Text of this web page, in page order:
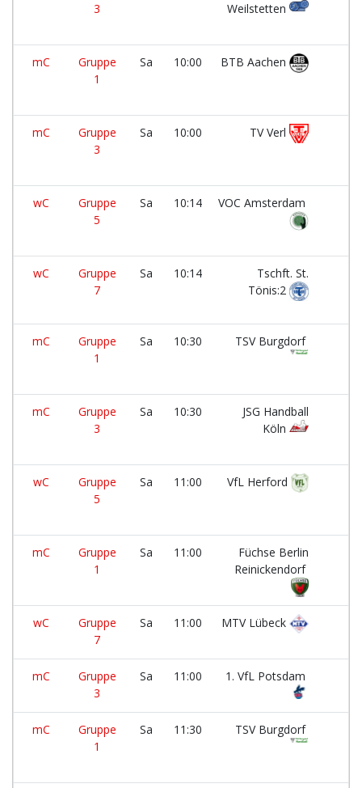
3
Weilstetten
mC
Gruppe
1
Sa 10:00 BTB Aachen
mC
Gruppe
3
Sa 10:00 TV Verl
wC
Gruppe
5
Sa 10:14 VOC Amsterdam
wC
Gruppe
7
Sa 10:14
Tschft. St.
Tönis:2
mC
Gruppe
1
Sa 10:30 TSV Burgdorf
mC
Gruppe
3
Sa 10:30
JSG Handball
Köln
wC
Gruppe
5
Sa 11:00 VfL Herford
mC
Gruppe
1
Sa 11:00
Füchse Berlin
Reinickendorf
wC
Gruppe
7
Sa 11:00 MTV Lübeck
mC
Gruppe
3
Sa 11:00 1. VfL Potsdam
mC
Gruppe
1
Sa 11:30 TSV Burgdorf